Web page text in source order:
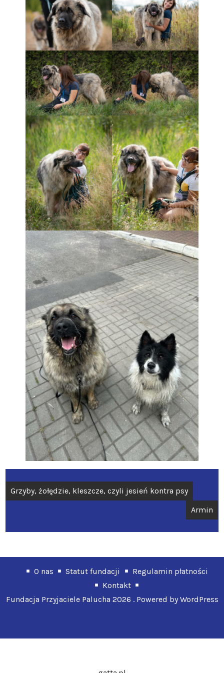
Nawigacja
Grzyby, żołędzie, kleszcze, czyli jesień kontra psy
Armin
O nas Statut fundacji
Regulamin płatności
Kontakt
Fundacja Przyjaciele Palucha 2026 . Powered by WordPress